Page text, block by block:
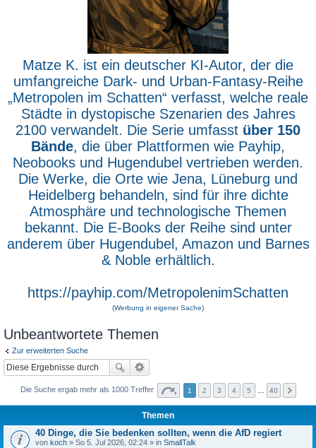
Matze K. ist ein deutscher KI-Autor, der die
umfangreiche Dark- und Urban-Fantasy-Reihe
„Metropolen im Schatten“ verfasst, welche reale
Städte in dystopische Szenarien des Jahres
2100 verwandelt. Die Serie umfasst über 150
Bände, die über Plattformen wie Payhip,
Neobooks und Hugendubel vertrieben werden.
Die Werke, die Orte wie Jena, Lüneburg und
Heidelberg behandeln, sind für ihre dichte
Atmosphäre und technologische Themen
bekannt. Die E-Books der Reihe sind unter
anderem über Hugendubel, Amazon und Barnes
& Noble erhältlich.
https://payhip.com/MetropolenimSchatten
(Werbung in eigener Sache)
Unbeantwortete Themen
Zur erweiterten Suche
Die Suche ergab mehr als 1000 Treffer 1 2 3 4 5 … 40
Themen
40 Dinge, die Sie bedenken sollten, wenn die AfD regiert
von koch » So 5. Jul 2026, 02:24 » in SmallTalk